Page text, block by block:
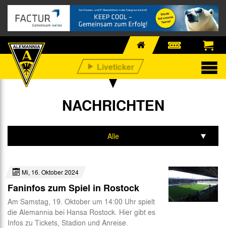
NACHRICHTEN
Alle
Fan-Infos
Mi, 16. Oktober 2024
Faninfos zum Spiel in Rostock
Am Samstag, 19. Oktober um 14:00 Uhr spielt
die Alemannia bei Hansa Rostock. Hier gibt es
Infos zu Tickets, Stadion und Anreise.